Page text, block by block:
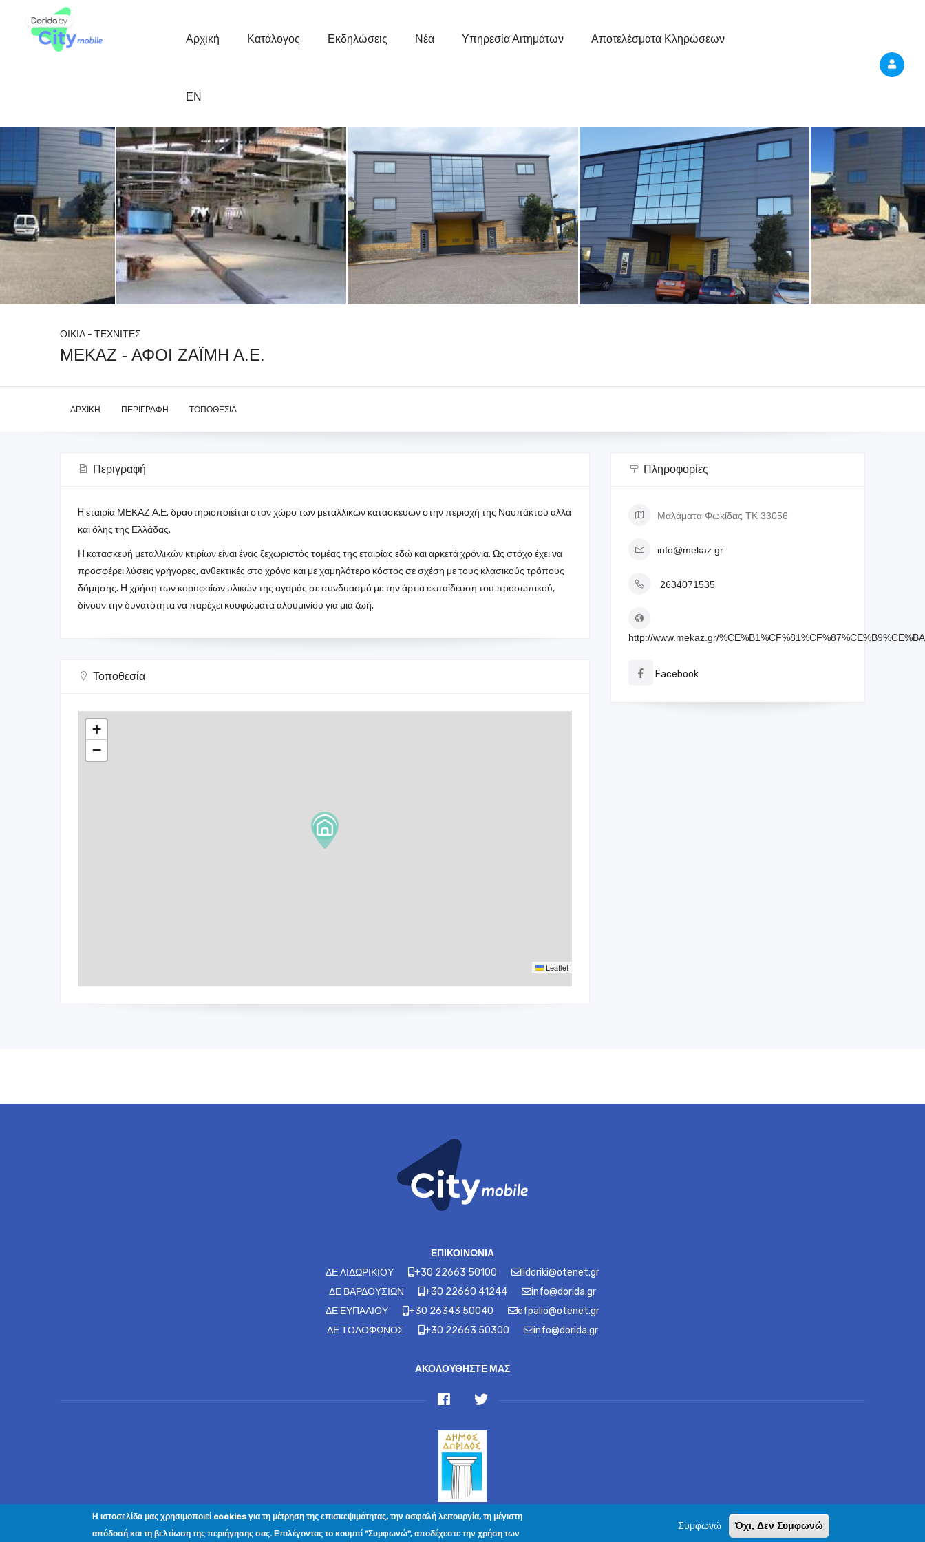
Αρχική Κατάλογος Εκδηλώσεις Νέα Υπηρεσία Αιτημάτων Αποτελέσματα Κληρώσεων
EN
ΟΙΚΙΑ - ΤΕΧΝΙΤΕΣ
ΜΕΚΑΖ - ΑΦΟΙ ΖΑΪΜΗ Α.Ε.
ΑΡΧΙΚΉ ΠΕΡΙΓΡΑΦΉ ΤΟΠΟΘΕΣΊΑ
Περιγραφή
H εταιρία ΜΕΚΑΖ Α.Ε. δραστηριοποιείται στον χώρο των μεταλλικών κατασκευών στην περιοχή της Ναυπάκτου αλλά
και όλης της Ελλάδας.
Η κατασκευή μεταλλικών κτιρίων είναι ένας ξεχωριστός τομέας της εταιρίας εδώ και αρκετά χρόνια. Ως στόχο έχει να
προσφέρει λύσεις γρήγορες, ανθεκτικές στο χρόνο και με χαμηλότερο κόστος σε σχέση με τους κλασικούς τρόπους
δόμησης. Η χρήση των κορυφαίων υλικών της αγοράς σε συνδυασμό με την άρτια εκπαίδευση του προσωπικού,
δίνουν την δυνατότητα να παρέχει κουφώματα αλουμινίου για μια ζωή.
Τοποθεσία
+
−
Leaflet
Πληροφορίες
Μαλάματα Φωκίδας ΤΚ 33056
info@mekaz.gr
2634071535
http://www.mekaz.gr/
Facebook
ΕΠΙΚΟΙΝΩΝΙΑ
ΔΕ ΛΙΔΩΡΙΚΙΟΥ
+30 22663 50100
lidoriki@otenet.gr
ΔΕ ΒΑΡΔΟΥΣΙΩΝ
+30 22660 41244
info@dorida.gr
ΔΕ ΕΥΠΑΛΙΟΥ
+30 26343 50040
efpalio@otenet.gr
ΔΕ ΤΟΛΟΦΩΝΟΣ
+30 22663 50300 info@dorida.gr
ΑΚΟΛΟΥΘΗΣΤΕ ΜΑΣ
© 2023 Ewelina Angelika Christodoulakis — All Rights Reserved Κρήτης 2, Μελίσσια, Τ.Κ. 151 27
Επικοινωνία|Πολιτική Απορρήτου|Αίτημα Διαγραφής Προσωπικών Δεδομένων
Η ιστοσελίδα μας χρησιμοποιεί cookies για τη μέτρηση της επισκεψιμότητας, την ασφαλή λειτουργία, τη μέγιστη
απόδοσή και τη βελτίωση της περιήγησης σας. Επιλέγοντας το κουμπί "Συμφωνώ", αποδέχεστε την χρήση των
Συμφωνώ Όχι, Δεν Συμφωνώ